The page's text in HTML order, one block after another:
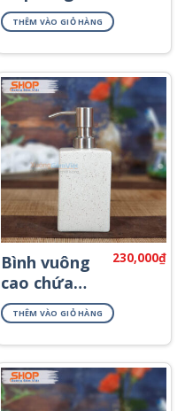
bằng sứ
PKNT-20
THÊM VÀO GIỎ HÀNG
Bình vuông
cao chứa
dầu xả
PKNT-34
230,000₫
THÊM VÀO GIỎ HÀNG